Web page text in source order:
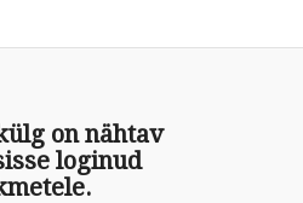
on nähtav
loginud